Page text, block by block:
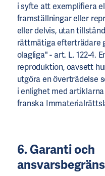
i syfte att exemplifiera
framställningar eller
eller delvis, utan
rättmätiga efterträdare
olagliga" - art. L. 122-4.
reproduktion, oavsett
utgöra en överträdelse
i enlighet med
franska
6. Garanti och